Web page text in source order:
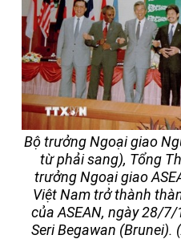
Bộ trưởng Ngoại giao
từ phải sang), Tổng
trưởng Ngoại giao
Việt Nam trở thành
của ASEAN, ngày 28/
Seri Begawan (Brunei).